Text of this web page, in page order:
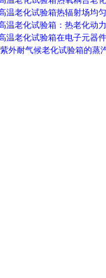
温老化试验箱热辐射场均
温老化试验箱：热老化动
温老化试验箱在电子元器
紫外耐气候老化试验箱的蒸